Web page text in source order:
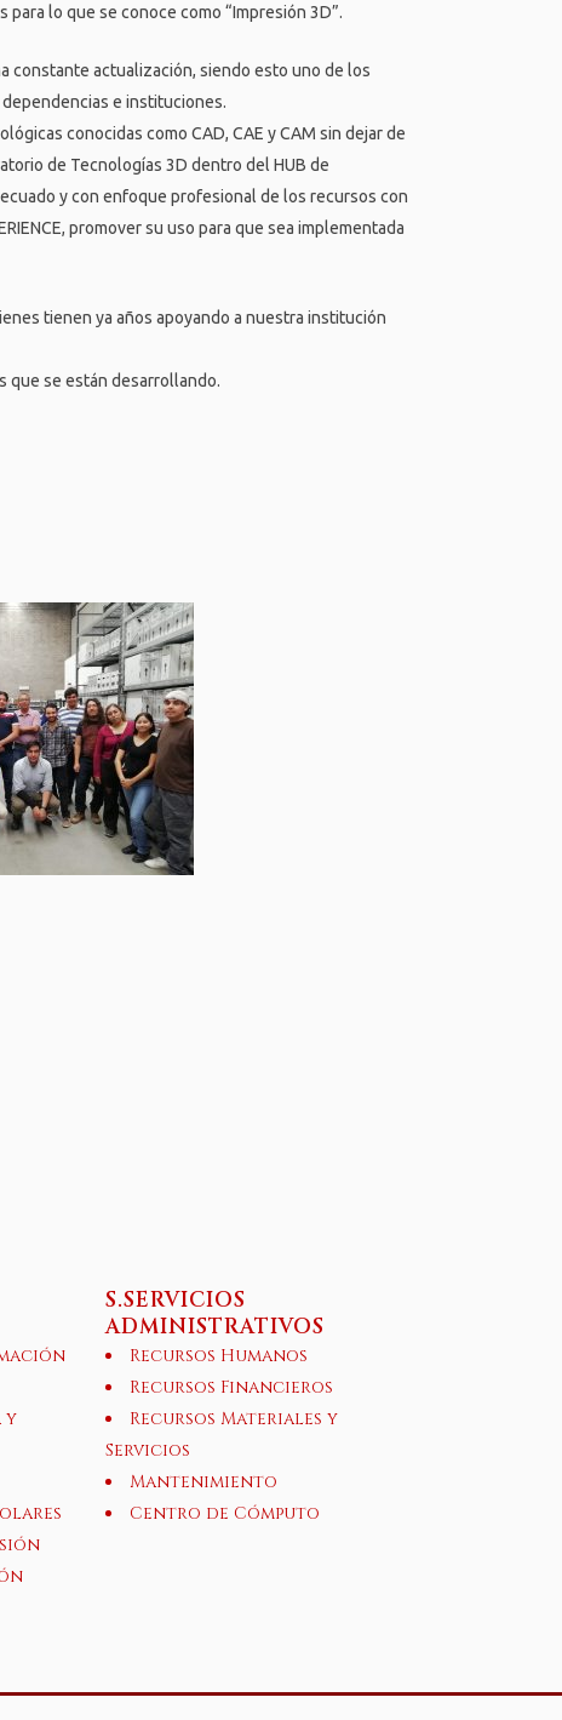
lo que se conoce como “Impresión 3D”.
constante actualización, siendo esto uno de los
e instituciones.
conocidas como CAD, CAE y CAM sin dejar de
de Tecnologías 3D dentro del HUB de
y con enfoque profesional de los recursos con
promover su uso para que sea implementada
tienen ya años apoyando a nuestra institución
que se están desarrollando.
y
S.SERVICIOS
ADMINISTRATIVOS
Recursos Humanos
Recursos Financieros
Recursos Materiales y
Servicios
Mantenimiento
Centro de Cómputo